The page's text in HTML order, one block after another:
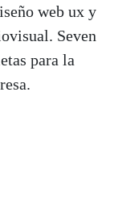
web ux y
Seven
para la